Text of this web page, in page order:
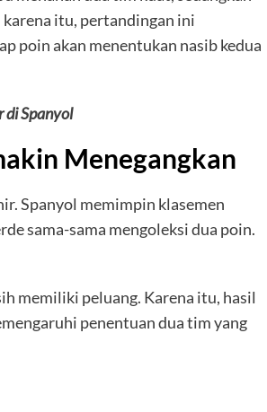
itu, pertandingan ini
poin akan menentukan nasib kedua
di Spanyol
Menegangkan
Spanyol memimpin klasemen
sama-sama mengoleksi dua poin.
memiliki peluang. Karena itu, hasil
penentuan dua tim yang